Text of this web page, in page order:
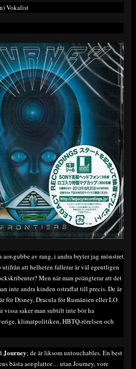
Vokalist
aor-gubbe av rang, i andra bryter jag mönstret
att helheten fallerar är väl egentligen
Men när man poängterar att det
inte andra kinden ostraffat till precis. De är
för Disney, Dracula för Rumänien eller LO
vissa saker man subtilt inte bör ha
klimatpolitiken, HBTQ-rörelsen och
Journey; de är liksom untouchables. En best
bästa aor-plattor… utan Journey, vore